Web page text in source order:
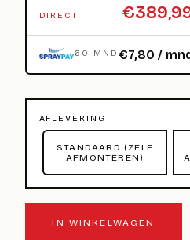
DIRECT
60 MND€7,80 /
AFLEVERING
STANDAARD (ZELF
AFMONTEREN)
IN WINKELWAGEN